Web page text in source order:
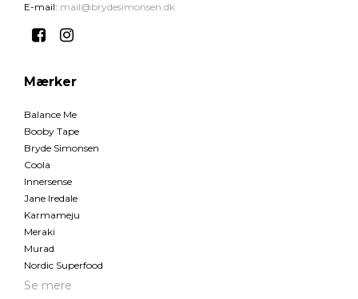
E-mail: mail@brydesimonsen.dk
Mærker
Balance Me
Booby Tape
Bryde Simonsen
Coola
Innersense
Jane Iredale
Karmameju
Meraki
Murad
Nordic Superfood
Se mere